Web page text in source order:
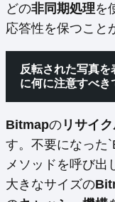
どの非同期処理を
応答性を保つこと
反転された写真
に何に注意すべき
Bitmapの リサイ
す。不要になった
メソッドを呼び出
大きなサイズの